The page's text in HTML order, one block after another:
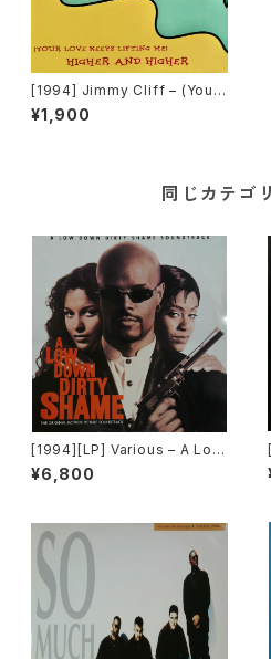
[1994] Jimmy Cliff – (Your
Love Keeps Liftin' Me) Hig
her And Higher [Interscop
¥1,900
同じカテゴ
[1994][LP] Various – A Low
Down Dirty Shame (The Or
iginal Motion Picture Soun
¥6,800